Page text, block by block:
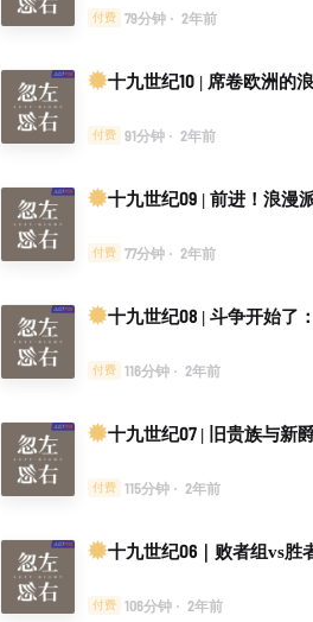
付费 79分钟 · 2年前
十九世纪10 | 席卷欧洲的
付费 91分钟 · 2年前
十九世纪09 | 前进！浪漫
付费 77分钟 · 2年前
十九世纪08 | 斗争开始了
付费 116分钟 · 2年前
十九世纪07 | 旧贵族与新
付费 115分钟 · 2年前
十九世纪06｜败者组vs胜
付费 106分钟 · 2年前